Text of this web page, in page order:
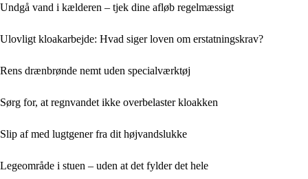
Undgå vand i kælderen – tjek dine afløb regelmæssigt
Ulovligt kloakarbejde: Hvad siger loven om erstatningskrav?
Rens drænbrønde nemt uden specialværktøj
Sørg for, at regnvandet ikke overbelaster kloakken
Slip af med lugtgener fra dit højvandslukke
Legeområde i stuen – uden at det fylder det hele